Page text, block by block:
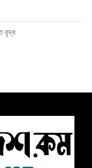
বৃদ্ধ